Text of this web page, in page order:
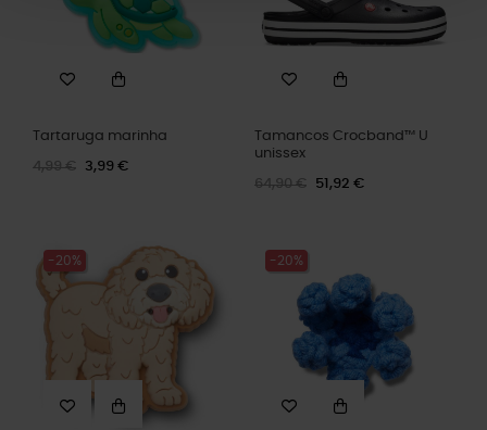
Tartaruga marinha
4,99 € 3,99 €
Tamancos Crocband™ U
unissex
64,90 € 51,92 €
-20% -20%